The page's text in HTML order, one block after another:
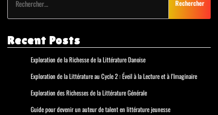
Recent Posts
Exploration de la Richesse de la Littérature Danoise
Exploration de la Littérature au Cycle 2 : Éveil à la Lecture et à l'Imaginaire
Exploration des Richesses de la Littérature Générale
Guide pour devenir un auteur de talent en littérature jeunesse